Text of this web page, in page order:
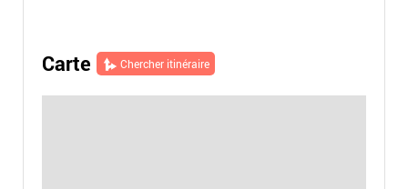
Carte Chercher itinéraire